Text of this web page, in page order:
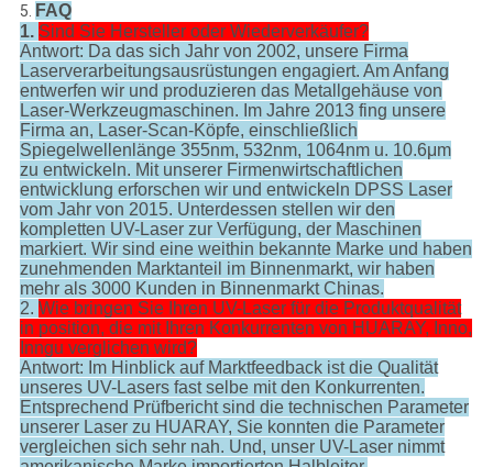
5. FAQ
1. Sind Sie Hersteller oder Wiederverkäufer?
Antwort: Da das sich Jahr von 2002, unsere Firma
Laserverarbeitungsausrüstungen engagiert. Am Anfang
entwerfen wir und produzieren das Metallgehäuse von
Laser-Werkzeugmaschinen. Im Jahre 2013 fing unsere
Firma an, Laser-Scan-Köpfe, einschließlich
Spiegelwellenlänge 355nm, 532nm, 1064nm u. 10.6μm
zu entwickeln. Mit unserer Firmenwirtschaftlichen
entwicklung erforschen wir und entwickeln DPSS Laser
vom Jahr von 2015. Unterdessen stellen wir den
kompletten UV-Laser zur Verfügung, der Maschinen
markiert. Wir sind eine weithin bekannte Marke und haben
zunehmenden Marktanteil im Binnenmarkt, wir haben
mehr als 3000 Kunden in Binnenmarkt Chinas.
2. Wie bringen Sie Ihren UV-Laser für die Produktqualität
in position, die mit Ihren Konkurrenten von HUARAY, Inno,
Inngu verglichen wird?
Antwort: Im Hinblick auf Marktfeedback ist die Qualität
unseres UV-Lasers fast selbe mit den Konkurrenten.
Entsprechend Prüfbericht sind die technischen Parameter
unserer Laser zu HUARAY, Sie konnten die Parameter
vergleichen sich sehr nah. Und, unser UV-Laser nimmt